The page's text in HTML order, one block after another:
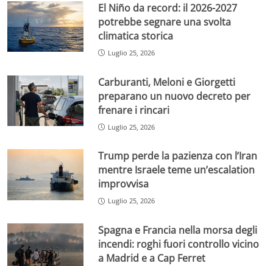
El Niño da record: il 2026-2027
potrebbe segnare una svolta
climatica storica
Luglio 25, 2026
Carburanti, Meloni e Giorgetti
preparano un nuovo decreto per
frenare i rincari
Luglio 25, 2026
Trump perde la pazienza con l’Iran
mentre Israele teme un’escalation
improvvisa
Luglio 25, 2026
Spagna e Francia nella morsa degli
incendi: roghi fuori controllo vicino
a Madrid e a Cap Ferret